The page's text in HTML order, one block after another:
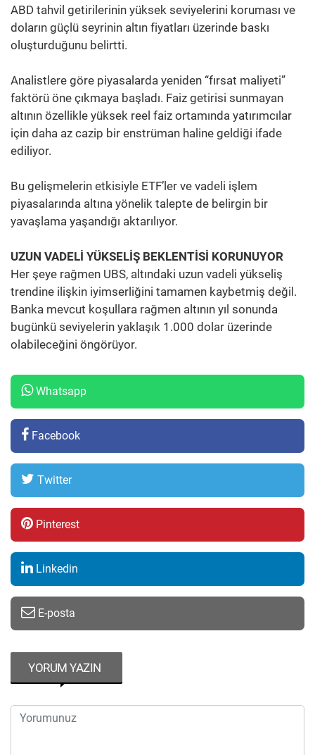
ABD tahvil getirilerinin yüksek seviyelerini koruması ve
doların güçlü seyrinin altın fiyatları üzerinde baskı
oluşturduğunu belirtti.
Analistlere göre piyasalarda yeniden “fırsat maliyeti”
faktörü öne çıkmaya başladı. Faiz getirisi sunmayan
altının özellikle yüksek reel faiz ortamında yatırımcılar
için daha az cazip bir enstrüman haline geldiği ifade
ediliyor.
Bu gelişmelerin etkisiyle ETF’ler ve vadeli işlem
piyasalarında altına yönelik talepte de belirgin bir
yavaşlama yaşandığı aktarılıyor.
UZUN VADELİ YÜKSELİŞ BEKLENTİSİ KORUNUYOR
Her şeye rağmen UBS, altındaki uzun vadeli yükseliş
trendine ilişkin iyimserliğini tamamen kaybetmiş değil.
Banka mevcut koşullara rağmen altının yıl sonunda
bugünkü seviyelerin yaklaşık 1.000 dolar üzerinde
olabileceğini öngörüyor.
Whatsapp
Facebook
Twitter
Pinterest
Linkedin
E-posta
YORUM YAZIN